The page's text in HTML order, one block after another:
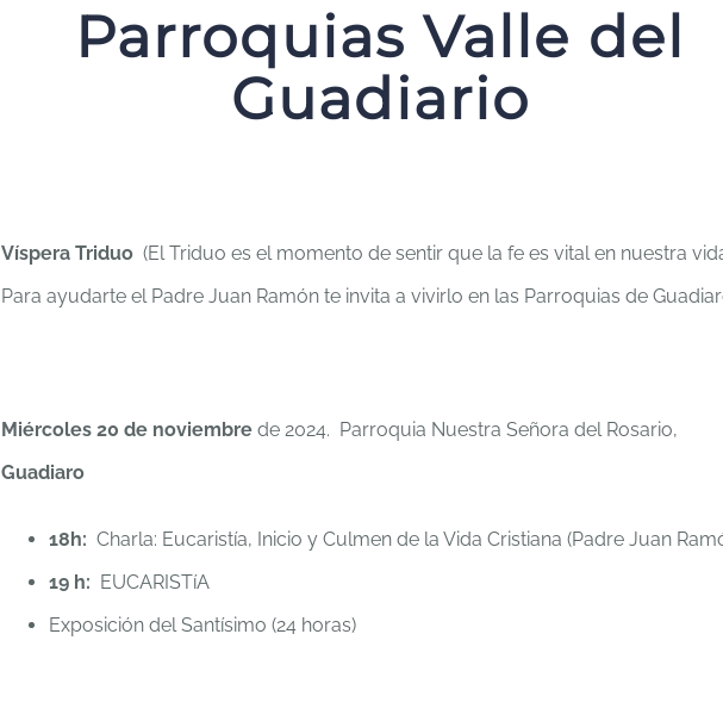
Parroquias Valle del
Guadiario
Víspera Triduo (El Triduo es el momento de sentir que la fe es vital en nuestra
Para ayudarte el Padre Juan Ramón te invita a vivirlo en las Parroquias de
Miércoles 20 de noviembre de 2024. Parroquia Nuestra Señora del Rosario,
Guadiaro
18h: Charla: Eucaristía, Inicio y Culmen de la Vida Cristiana (Padre Juan
19 h: EUCARISTíA
Exposición del Santísimo (24 horas)